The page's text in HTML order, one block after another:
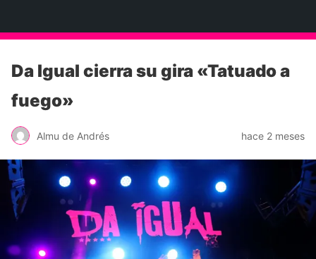
Da Igual cierra su gira «Tatuado a
fuego»
Almu de Andrés hace 2 meses